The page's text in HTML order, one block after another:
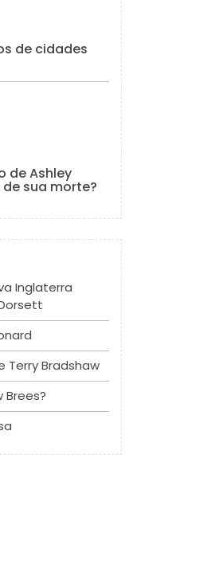
de cidades
de Ashley
sua morte?
Inglaterra
Terry Bradshaw
Brees?